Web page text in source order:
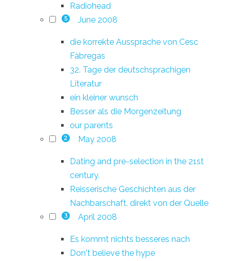
Radiohead
5 June 2008
die korrekte Aussprache von Cesc
Fàbregas
32. Tage der deutschsprachigen
Literatur
ein kleiner wunsch
Besser als die Morgenzeitung
our parents
2 May 2008
Dating and pre-selection in the 21st
century.
Reisserische Geschichten aus der
Nachbarschaft, direkt von der Quelle
3 April 2008
Es kommt nichts besseres nach
Don't believe the hype